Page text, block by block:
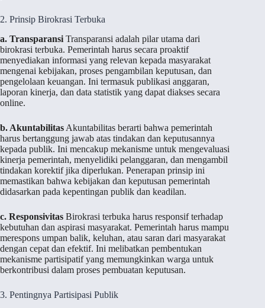
2. Prinsip Birokrasi Terbuka
a. Transparansi Transparansi adalah pilar utama dari
birokrasi terbuka. Pemerintah harus secara proaktif
menyediakan informasi yang relevan kepada masyarakat
mengenai kebijakan, proses pengambilan keputusan, dan
pengelolaan keuangan. Ini termasuk publikasi anggaran,
laporan kinerja, dan data statistik yang dapat diakses secara
online.
b. Akuntabilitas Akuntabilitas berarti bahwa pemerintah
harus bertanggung jawab atas tindakan dan keputusannya
kepada publik. Ini mencakup mekanisme untuk mengevaluasi
kinerja pemerintah, menyelidiki pelanggaran, dan mengambil
tindakan korektif jika diperlukan. Penerapan prinsip ini
memastikan bahwa kebijakan dan keputusan pemerintah
didasarkan pada kepentingan publik dan keadilan.
c. Responsivitas Birokrasi terbuka harus responsif terhadap
kebutuhan dan aspirasi masyarakat. Pemerintah harus mampu
merespons umpan balik, keluhan, atau saran dari masyarakat
dengan cepat dan efektif. Ini melibatkan pembentukan
mekanisme partisipatif yang memungkinkan warga untuk
berkontribusi dalam proses pembuatan keputusan.
3. Pentingnya Partisipasi Publik